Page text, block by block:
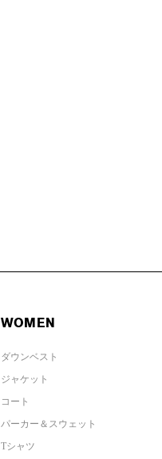
WOMEN
ダウンベスト
ジャケット
コート
パーカー＆スウェット
Tシャツ